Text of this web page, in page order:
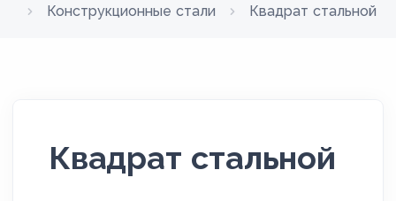
Конструкционные стали
Квадрат стальной
Квадрат стальной